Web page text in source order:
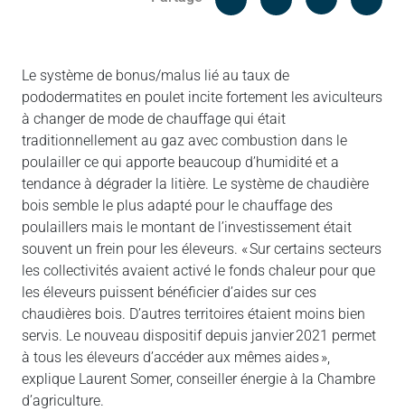
Le système de bonus/malus lié au taux de
pododermatites en poulet incite fortement les aviculteurs
à changer de mode de chauffage qui était
traditionnellement au gaz avec combustion dans le
poulailler ce qui apporte beaucoup d’humidité et a
tendance à dégrader la litière. Le système de chaudière
bois semble le plus adapté pour le chauffage des
poulaillers mais le montant de l’investissement était
souvent un frein pour les éleveurs. « Sur certains secteurs
les collectivités avaient activé le fonds chaleur pour que
les éleveurs puissent bénéficier d’aides sur ces
chaudières bois. D’autres territoires étaient moins bien
servis. Le nouveau dispositif depuis janvier 2021 permet
à tous les éleveurs d’accéder aux mêmes aides »,
explique Laurent Somer, conseiller énergie à la Chambre
d’agriculture.